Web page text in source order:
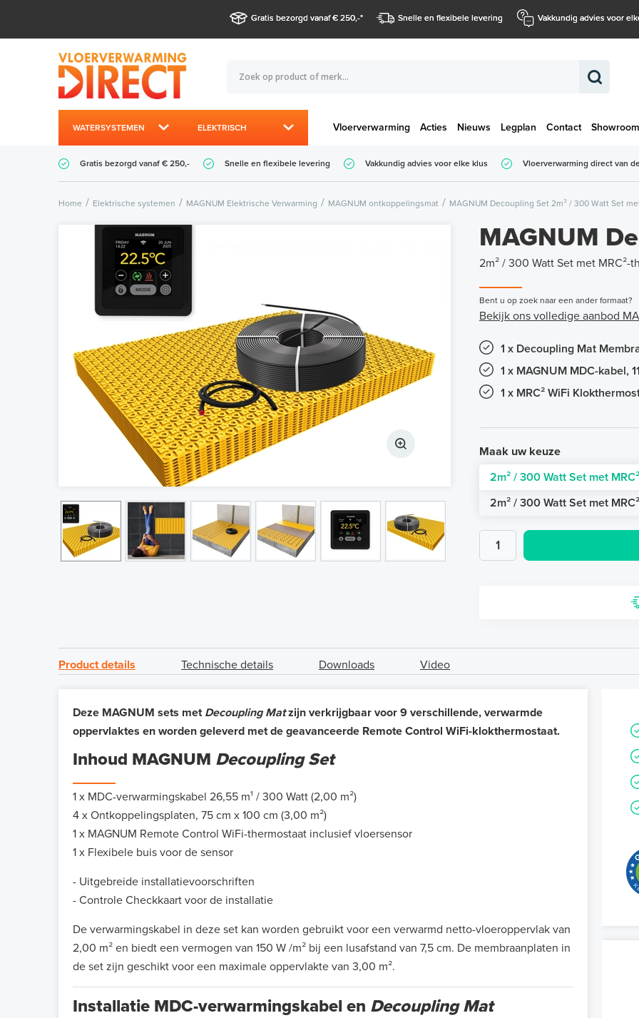
Gratis bezorgd vanaf € 250,-* Snelle en flexibele levering Vakkundig advies voor
WATERSYSTEMEN ELEKTRISCH Vloerverwarming Acties Nieuws Legplan Contact Showroom
Totaalbedrag (incl. BTW)
Gratis bezorgd vanaf € 250,- Snelle en flexibele levering Vakkundig advies voor elke klus Vloerverwarming direct van
Home Elektrische systemen MAGNUM Elektrische Verwarming MAGNUM ontkoppelingsmat MAGNUM Decoupling Set 2m² / 300 Watt Set
MAGNUM
2m² / 300 Watt Set met MRC²-
Bent u op zoek naar een ander formaat?
Bekijk ons volledige aanbod
1 x Decoupling Mat
1 x MAGNUM MDC-kabel,
1 x MRC² WiFi
Maak uw keuze
2m² / 300 Watt Set met
2m² / 300 Watt Set met
Product details Technische details Downloads Video
Deze MAGNUM sets met Decoupling Matzijn verkrijgbaar voor 9 verschillende, verwarmde
oppervlaktes en worden geleverd met de geavanceerde Remote Control WiFi-klokthermostaat.
Inhoud MAGNUM Decoupling Set
1 x MDC-verwarmingskabel 26,55 m¹ / 300 Watt (2,00 m²)
4 x Ontkoppelingsplaten, 75 cm x 100 cm (3,00 m²)
1 x MAGNUM Remote Control WiFi-thermostaat inclusief vloersensor
1 x Flexibele buis voor de sensor
- Uitgebreide installatievoorschriften
- Controle Checkkaart voor de installatie
De verwarmingskabel in deze set kan worden gebruikt voor een verwarmd netto-vloeroppervlak van
2,00 m² en biedt een vermogen van 150 W /m² bij een lusafstand van 7,5 cm. De membraanplaten in
de set zijn geschikt voor een maximale oppervlakte van 3,00 m².
Installatie MDC-verwarmingskabel en Decoupling Mat